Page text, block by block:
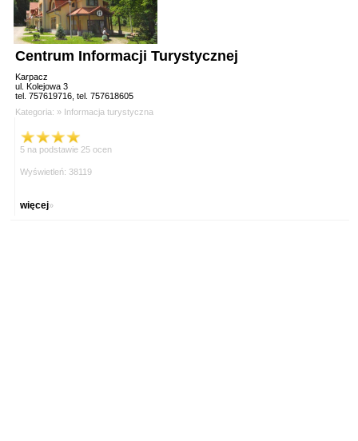
Centrum Informacji Turystycznej
Karpacz
ul. Kolejowa 3
tel. 757619716, tel. 757618605
Kategoria: » Informacja turystyczna
5 na podstawie 25 ocen
Wyświetleń: 38119
więcej»